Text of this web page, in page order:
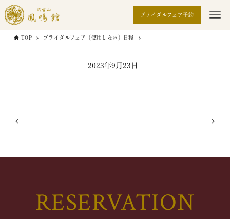
ブライダルフェア予約
TOP ブライダルフェア（使用しない）日程
2023年9月23日
RESERVATION